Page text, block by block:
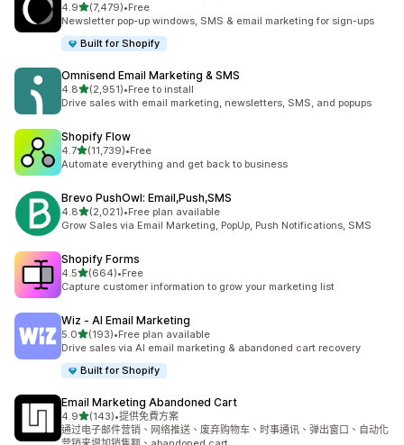
4.9滿分 5 顆星
(7,479)
共有 7479 則評價
•Free
Newsletter pop-up windows, SMS & email marketing for sign-ups
Built for Shopify
Omnisend Email Marketing & SMS
4.8滿分 5 顆星
(2,951)
共有 2951 則評價
•Free to install
Drive sales with email marketing, newsletters, SMS, and popups
Shopify Flow
4.7滿分 5 顆星
(11,739)
共有 11739 則評價
•Free
Automate everything and get back to business
Brevo PushOwl: Email,Push,SMS
4.8滿分 5 顆星
(2,021)
共有 2021 則評價
•Free plan available
Grow Sales via Email Marketing, PopUp, Push Notifications, SMS
Shopify Forms
4.5滿分 5 顆星
(664)
共有 664 則評價
•Free
Capture customer information to grow your marketing list
Wiz ‑ AI Email Marketing
5.0滿分 5 顆星
(193)
共有 193 則評價
•Free plan available
Drive sales via AI email marketing & abandoned cart recovery
Built for Shopify
Email Marketing Abandoned Cart
4.9滿分 5 顆星
(143)
共有 143 則評價
•提供免費方案
通过电子邮件营销、网络推送、废弃购物车、时事通讯、弹出窗口、自动化